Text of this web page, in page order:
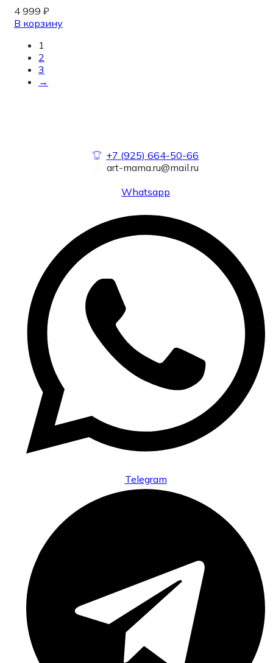
4 999 ₽
В корзину
1
2
3
→
+7 (925) 664-50-66
art-mama.ru@mail.ru
Whatsapp
Telegram